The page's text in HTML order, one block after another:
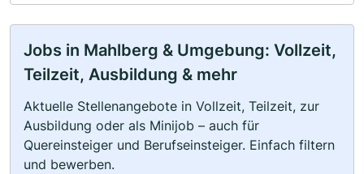
Jobs in Mahlberg & Umgebung: Vollzeit,
Teilzeit, Ausbildung & mehr
Aktuelle Stellenangebote in Vollzeit, Teilzeit, zur
Ausbildung oder als Minijob – auch für
Quereinsteiger und Berufseinsteiger. Einfach filtern
und bewerben.